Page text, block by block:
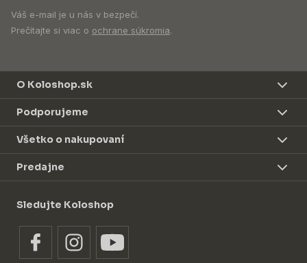
Váš e-mail je u nás v bezpečí.
Prečítajte si viac o ochrane súkromia.
O Koloshop.sk
Podporujeme
Všetko o nakupovaní
Predajne
Sledujte Koloshop